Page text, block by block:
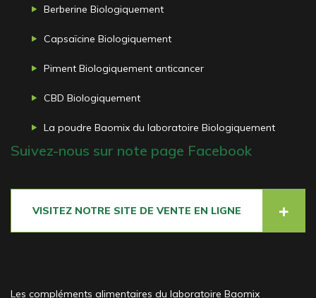
Berberine Biologiquement
Capsaïcine Biologiquement
Piment Biologiquement anticancer
CBD Biologiquement
La poudre Baomix du laboratoire Biologiquement
Suivez-nous sur note page Facebook
VISITEZ NOTRE SITE DE VENTE EN LIGNE
Les compléments alimentaires du laboratoire Baomix